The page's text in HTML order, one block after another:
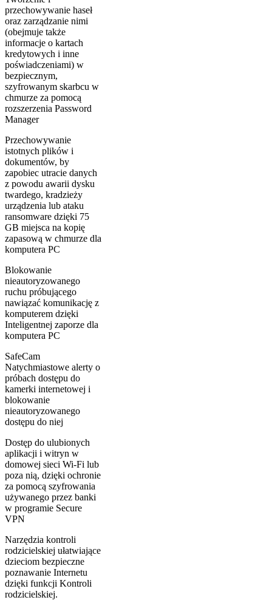
przechowywanie haseł
oraz zarządzanie nimi
(obejmuje także
informacje o kartach
kredytowych i inne
poświadczeniami) w
bezpiecznym,
szyfrowanym skarbcu w
chmurze za pomocą
rozszerzenia Password
Manager
Przechowywanie
istotnych plików i
dokumentów, by
zapobiec utracie danych
z powodu awarii dysku
twardego, kradzieży
urządzenia lub ataku
ransomware dzięki 75
GB miejsca na kopię
zapasową w chmurze dla
komputera PC
Blokowanie
nieautoryzowanego
ruchu próbującego
nawiązać komunikację z
komputerem dzięki
Inteligentnej zaporze dla
komputera PC
SafeCam
Natychmiastowe alerty o
próbach dostępu do
kamerki internetowej i
blokowanie
nieautoryzowanego
dostępu do niej
Dostęp do ulubionych
aplikacji i witryn w
domowej sieci Wi-Fi lub
poza nią, dzięki ochronie
za pomocą szyfrowania
używanego przez banki
w programie Secure
VPN
Narzędzia kontroli
rodzicielskiej ułatwiające
dzieciom bezpieczne
poznawanie Internetu
dzięki funkcji Kontroli
rodzicielskiej.